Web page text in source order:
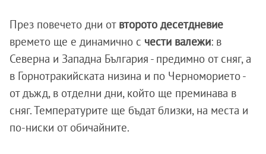
През повечето дни от второто десетдневие
времето ще е динамично с чести валежи: в
Северна и Западна България - предимно от сняг, а
в Горнотракийската низина и по Черноморието -
от дъжд, в отделни дни, който ще преминава в
сняг. Температурите ще бъдат близки, на места и
по-ниски от обичайните.